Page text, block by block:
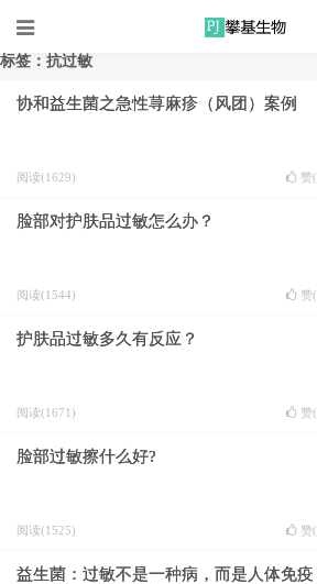
标签：抗过敏
协和益生菌之急性荨麻疹（风团）案例
阅读(1629) 赞(
脸部对护肤品过敏怎么办？
阅读(1544) 赞(
护肤品过敏多久有反应？
阅读(1671) 赞(
脸部过敏擦什么好?
阅读(1525) 赞(
益生菌：过敏不是一种​病，而是人体免疫